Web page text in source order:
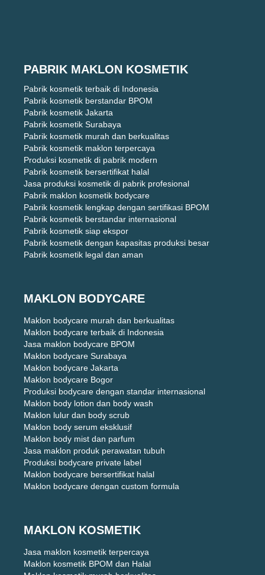
PABRIK MAKLON KOSMETIK
Pabrik kosmetik terbaik di Indonesia
Pabrik kosmetik berstandar BPOM
Pabrik kosmetik Jakarta
Pabrik kosmetik Surabaya
Pabrik kosmetik murah dan berkualitas
Pabrik kosmetik maklon terpercaya
Produksi kosmetik di pabrik modern
Pabrik kosmetik bersertifikat halal
Jasa produksi kosmetik di pabrik profesional
Pabrik maklon kosmetik bodycare
Pabrik kosmetik lengkap dengan sertifikasi BPOM
Pabrik kosmetik berstandar internasional
Pabrik kosmetik siap ekspor
Pabrik kosmetik dengan kapasitas produksi besar
Pabrik kosmetik legal dan aman
MAKLON BODYCARE
Maklon bodycare murah dan berkualitas
Maklon bodycare terbaik di Indonesia
Jasa maklon bodycare BPOM
Maklon bodycare Surabaya
Maklon bodycare Jakarta
Maklon bodycare Bogor
Produksi bodycare dengan standar internasional
Maklon body lotion dan body wash
Maklon lulur dan body scrub
Maklon body serum eksklusif
Maklon body mist dan parfum
Jasa maklon produk perawatan tubuh
Produksi bodycare private label
Maklon bodycare bersertifikat halal
Maklon bodycare dengan custom formula
MAKLON KOSMETIK
Jasa maklon kosmetik terpercaya
Maklon kosmetik BPOM dan Halal